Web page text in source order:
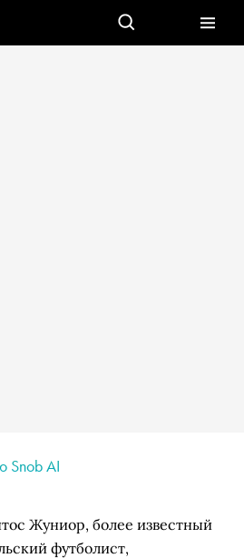
Snob AI
Жуниор, более известный
футболист,